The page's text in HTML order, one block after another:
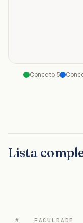
Conceito 5
Lista
# FACULDADE